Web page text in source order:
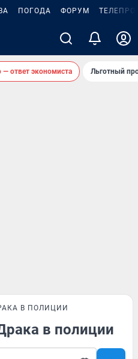
ПОГОДА ФОРУМ
ответ экономиста Льготный
В ПОЛИЦИИ
в полиции